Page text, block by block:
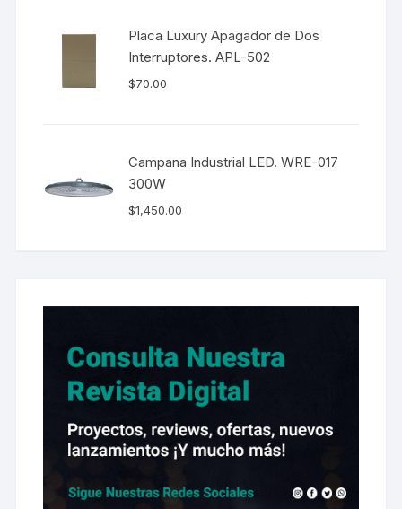
Placa Luxury Apagador de Dos
Interruptores. APL-502
$70.00
Campana Industrial LED. WRE-017
300W
$1,450.00